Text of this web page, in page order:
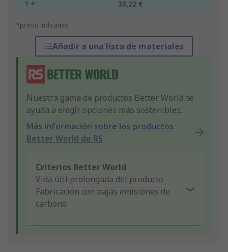
1 + 33,22 €
*precio indicativo
Añadir a una lista de materiales
Nuestra gama de productos Better World te
ayuda a elegir opciones más sostenibles.
Más información sobre los productos
Better World de RS
Criterios Better World
Vida útil prolongada del producto
Fabricación con bajas emisiones de
carbono